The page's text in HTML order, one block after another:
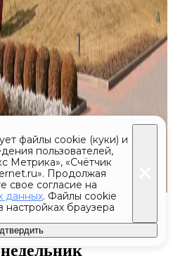
+27
файлы cookie (куки) и
пользователей,
Метрика», «Счётчик
Продолжая
свое согласие на
данных. Файлы cookie
настройках браузера